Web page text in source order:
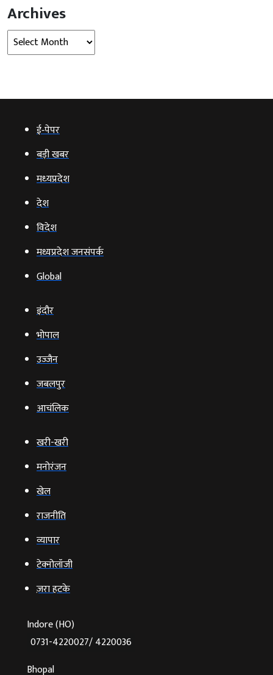
Archives
Archives
ई‑पेपर
बड़ी खबर
मध्‍यप्रदेश
देश
विदेश
मध्यप्रदेश जनसंपर्क
Global
इंदौर
भोपाल
उज्‍जैन
जबलपुर
आचंलिक
खरी-खरी
मनोरंजन
खेल
राजनीति
व्‍यापार
टेक्‍नोलॉजी
ज़रा हटके
Indore (HO)
0731-4220027/ 4220036
Bhopal